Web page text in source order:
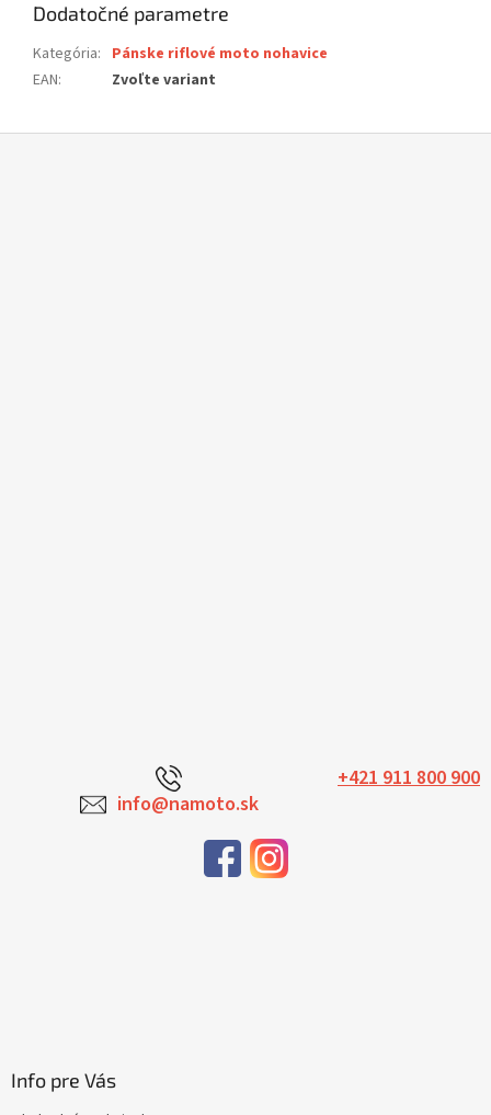
Dodatočné parametre
Kategória: Pánske riflové moto nohavice
EAN: Zvoľte variant
+421 911 800 900
info@namoto.sk
Info pre Vás